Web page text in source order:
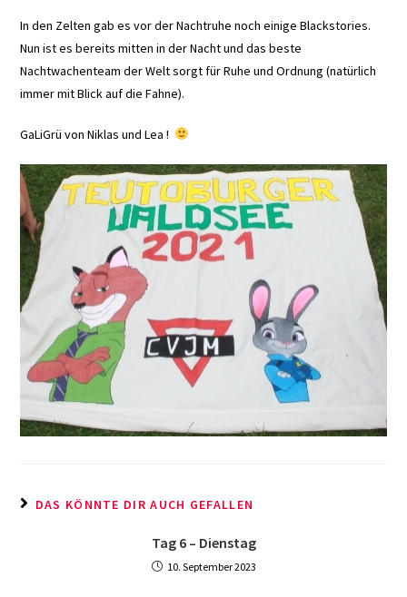
In den Zelten gab es vor der Nachtruhe noch einige Blackstories.
Nun ist es bereits mitten in der Nacht und das beste
Nachtwachenteam der Welt sorgt für Ruhe und Ordnung (natürlich
immer mit Blick auf die Fahne).
GaLiGrü von Niklas und Lea !
DAS KÖNNTE DIR AUCH GEFALLEN
Tag 6 – Dienstag
10. September 2023